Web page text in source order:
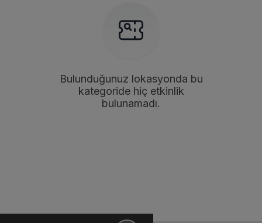
Bulunduğunuz lokasyonda bu
kategoride hiç etkinlik
bulunamadı.